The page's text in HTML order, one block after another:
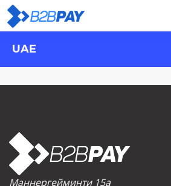
О САЙТЕРЕШЕНИЯ
UAE
Маннергейминти 15а